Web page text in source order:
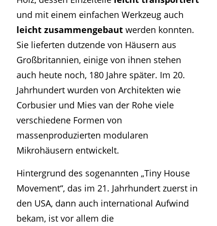
und mit einem einfachen Werkzeug auch
leicht zusammengebautwerden konnten.
Sie lieferten dutzende von Häusern aus
Großbritannien, einige von ihnen stehen
auch heute noch, 180 Jahre später. Im 20.
Jahrhundert wurden von Architekten wie
Corbusier und Mies van der Rohe viele
verschiedene Formen von
massenproduzierten modularen
Mikrohäusern entwickelt.
Hintergrund des sogenannten „Tiny House
Movement“, das im 21. Jahrhundert zuerst in
den USA, dann auch international Aufwind
bekam, ist vor allem die